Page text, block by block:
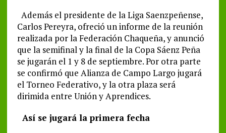
Además el presidente de la Liga Saenzpeñense,
Carlos Pereyra, ofreció un informe de la reunión
realizada por la Federación Chaqueña, y anunció
que la semifinal y la final de la Copa Sáenz Peña
se jugarán el 1 y 8 de septiembre. Por otra parte
se confirmó que Alianza de Campo Largo jugará
el Torneo Federativo, y la otra plaza será
dirimida entre Unión y Aprendices.
Así se jugará la primera fecha